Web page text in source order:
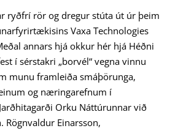
ryðfrí rör og dregur stúta út úr þeim
Vaxa Technologies
annars hjá okkur hér hjá Héðni
í sérstakri „borvél“ vegna vinnu
munu framleiða smáþörunga,
og næringarefnum í
Orku Náttúrunnar við
Rögnvaldur Einarsson,